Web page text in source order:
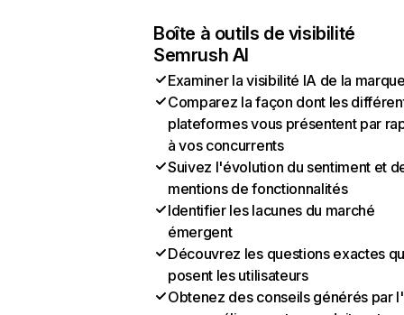
Boîte à outils de visibilité
Semrush AI
Examiner la visibilité IA de la
Comparez la façon dont les
plateformes vous présentent par
à vos concurrents
Suivez l'évolution du sentiment et
mentions de fonctionnalités
Identifier les lacunes du marché
émergent
Découvrez les questions exactes
posent les utilisateurs
Obtenez des conseils générés par